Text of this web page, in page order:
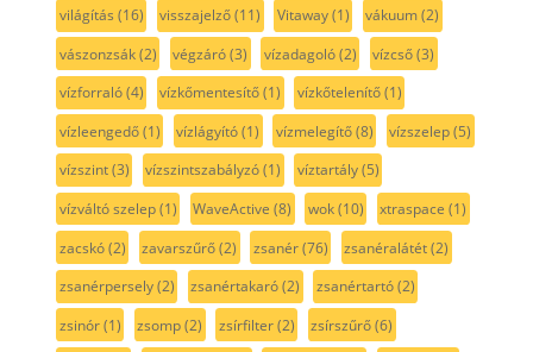
világítás (16) visszajelző(11) Vitaway(1) vákuum(2)
vászonzsák(2) végzáró(3) vízadagoló(2) vízcső(3)
vízforraló(4) vízkőmentesítő(1) vízkőtelenítő(1)
vízleengedő(1) vízlágyító(1) vízmelegítő(8) vízszelep(5)
vízszint(3) vízszintszabályzó(1) víztartály(5)
vízváltó szelep(1) WaveActive (8) wok(10) xtraspace (1)
zacskó(2) zavarszűrő(2) zsanér(76) zsanéralátét(2)
zsanérpersely(2) zsanértakaró(2) zsanértartó(2)
zsinór(1) zsomp(2) zsírfilter(2) zsírszűrő(6)